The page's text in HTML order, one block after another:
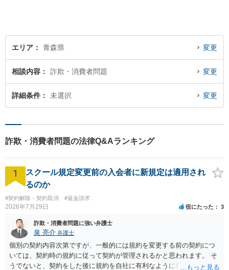
エリア 青森県 変更
相談内容 詐欺・消費者問題 変更
詳細条件 未選択 変更
詐欺・消費者問題の法律Q&Aランキング
1
スクール規定変更前の入会者に新規定は適用され
るのか
#契約解除・契約取消 #返金請求
2026年7月29日 役にたった 3
詐欺・消費者問題に強い弁護士
泉 亮介 弁護士
個別の契約内容次第ですが、一般的には規約を変更する前の契約につ
いては、契約時の規約に従って契約が管理されるかと思われます。 そ
うでないと、契約をした後に規約を自社に有利なように変更し、それ